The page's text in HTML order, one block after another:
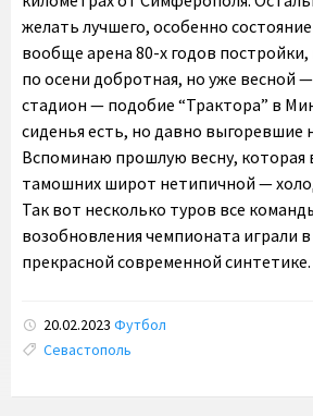
желать лучшего, особенно
вообще арена 80-х годов постройки,
по осени добротная, но уже весной
стадион — подобие “Трактора” в
сиденья есть, но давно выгоревшие
Вспоминаю прошлую весну, которая
тамошних широт нетипичной —
Так вот несколько туров все
возобновления чемпионата играли
прекрасной современной синтетике.
20.02.2023 Футбол
Tags:
Севастополь